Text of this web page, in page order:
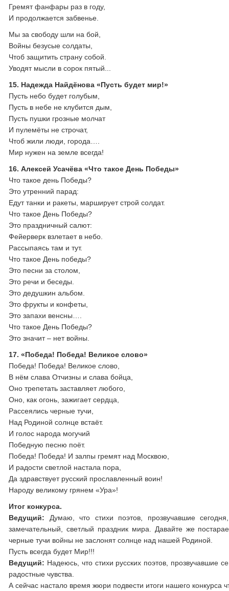
Гремят фанфары раз в году,
И продолжается забвенье.
Мы за свободу шли на бой,
Войны безусые солдаты,
Чтоб защитить страну собой.
Уводят мысли в сорок пятый...
15. Надежда Найдёнова «Пусть будет мир!»
Пусть небо будет голубым,
Пусть в небе не клубится дым,
Пусть пушки грозные молчат
И пулемёты не строчат,
Чтоб жили люди, города….
Мир нужен на земле всегда!
16. Алексей Усачёва «Что такое День Победы»
Что такое день Победы?
Это утренний парад:
Едут танки и ракеты, марширует строй солдат.
Что такое День Победы?
Это праздничный салют:
Фейерверк взлетает в небо.
Рассыпаясь там и тут.
Что такое День победы?
Это песни за столом,
Это речи и беседы.
Это дедушкин альбом.
Это фрукты и конфеты,
Это запахи венсны….
Что такое День Победы?
Это значит – нет войны.
17. «Победа! Победа! Великое слово»
Победа! Победа! Великое слово,
В нём слава Отчизны и слава бойца,
Оно трепетать заставляет любого,
Оно, как огонь, зажигает сердца,
Рассеялись черные тучи,
Над Родиной солнце встаёт.
И голос народа могучий
Победную песню поёт.
Победа! Победа! И залпы гремят над Москвою,
И радости светлой настала пора,
Да здравствует русский прославленный воин!
Народу великому грянем «Ура»!
Итог конкурса.
Ведущий: Думаю, что стихи поэтов, прозвучавшие
замечательный, светлый праздник мира. Давайте же
черные тучи войны не заслонят солнце над нашей Родиной.
Пусть всегда будет Мир!!!
Ведущий: Надеюсь, что стихи русских поэтов, прозвучавшие
радостные чувства.
А сейчас настало время жюри подвести итоги нашего